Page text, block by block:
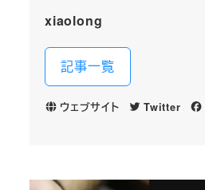
xiaolong
記事一覧
ウェブサイト Twitter